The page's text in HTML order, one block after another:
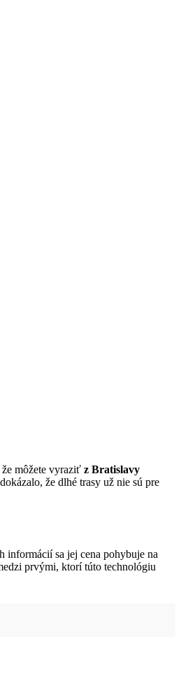
môžete vyraziť z Bratislavy
že dlhé trasy už nie sú pre
informácií sa jej cena pohybuje na
prvými, ktorí túto technológiu